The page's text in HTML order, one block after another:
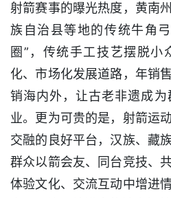
射箭赛事的曝光热度，黄南
族自治县等地的传统牛角
圈”，传统手工技艺摆脱小
化、市场化发展道路，年销
销海内外，让古老非遗成
业。更为可贵的是，射箭运
交融的良好平台，汉族、藏
群众以箭会友、同台竞技、
体验文化、交流互动中增进